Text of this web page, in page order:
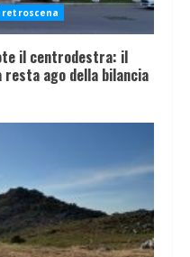
retroscena
il centrodestra: il
resta ago della bilancia